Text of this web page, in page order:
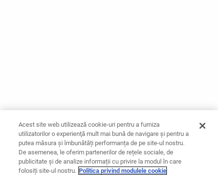
Acest site web utilizează cookie-uri pentru a furniza
utilizatorilor o experienţă mult mai bună de navigare și pentru a
putea măsura și îmbunătăți performanța de pe site-ul nostru.
De asemenea, le oferim partenerilor de rețele sociale, de
publicitate și de analize informații cu privire la modul în care
folosiți site-ul nostru. Politica privind modulele cookie